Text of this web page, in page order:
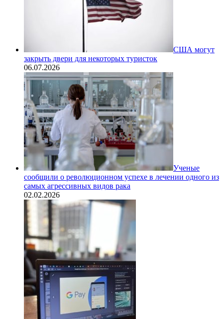
США могут
закрыть двери для некоторых туристок
06.07.2026
Ученые
сообщили о революционном успехе в лечении одного из
самых агрессивных видов рака
02.02.2026